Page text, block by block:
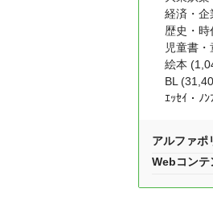
経済・企
歴史・
児童書
絵本
BL
ｴｯｾｲ・ﾉ
アルファポ
Webコンテ